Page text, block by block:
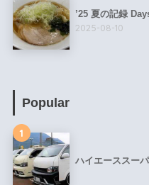
’25 夏の記録
2025-08-10
Popular
1
ハイエーススー